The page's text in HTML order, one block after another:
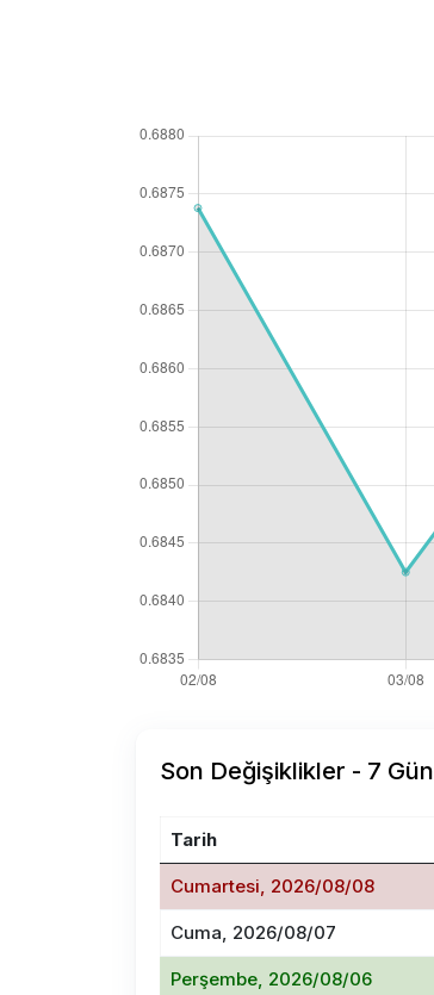
Son Değişiklikler - 7 Gün
Tarih
Cumartesi, 2026/08/08
Cuma, 2026/08/07
Perşembe, 2026/08/06